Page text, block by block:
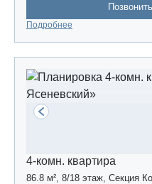
Подробнее
4-комн. квартира
86.8 м², 8/18 этаж, Секция